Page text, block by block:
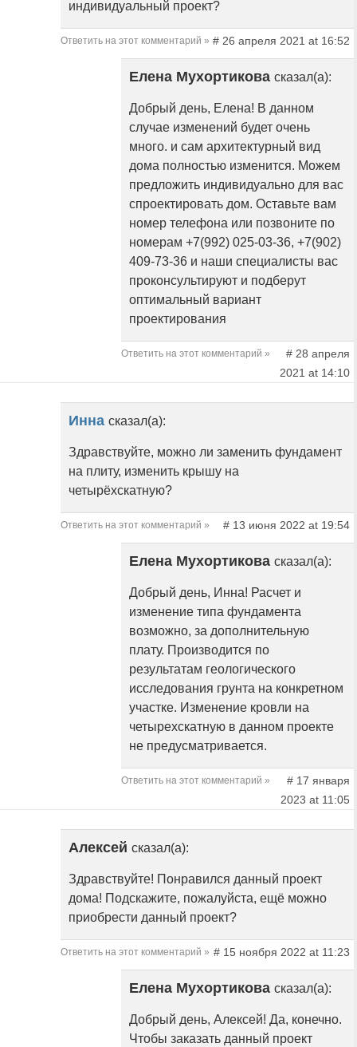
индивидуальный проект?
Ответить на этот комментарий » # 26 апреля 2021 at 16:52
Елена Мухортикова сказал(а):
Добрый день, Елена! В данном
случае изменений будет очень
много. и сам архитектурный вид
дома полностью изменится. Можем
предложить индивидуально для вас
спроектировать дом. Оставьте вам
номер телефона или позвоните по
номерам +7(992) 025-03-36, +7(902)
409-73-36 и наши специалисты вас
проконсультируют и подберут
оптимальный вариант
проектирования
Ответить на этот комментарий »
# 28 апреля
2021 at 14:10
Инна сказал(а):
Здравствуйте, можно ли заменить фундамент
на плиту, изменить крышу на
четырёхскатную?
Ответить на этот комментарий » # 13 июня 2022 at 19:54
Елена Мухортикова сказал(а):
Добрый день, Инна! Расчет и
изменение типа фундамента
возможно, за дополнительную
плату. Производится по
результатам геологического
исследования грунта на конкретном
участке. Изменение кровли на
четырехскатную в данном проекте
не предусматривается.
Ответить на этот комментарий »
# 17 января
2023 at 11:05
Алексей сказал(а):
Здравствуйте! Понравился данный проект
дома! Подскажите, пожалуйста, ещё можно
приобрести данный проект?
Ответить на этот комментарий » # 15 ноября 2022 at 11:23
Елена Мухортикова сказал(а):
Добрый день, Алексей! Да, конечно.
Чтобы заказать данный проект